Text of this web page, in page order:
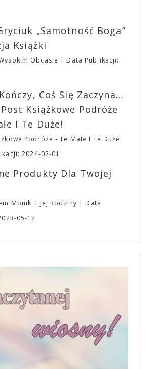
interesujących współczesnych
w swojej najbardziej zaskakującej
kultowych „Dziedzictwo. Hereditary” i
W biały dzień” zrealizował najbardziej
który pozwolił mu w pełni podzielić
swoimi lękami, wizją świata, a przede
w kinach od 21 kwietnia.
tych, którzy z imprezy wyjść nie
Obsługi. Na terenie hali nie zabraknie
Wystawców serwujących
przekąski a przed halą
FoodTrucków. Życzymy Wam
czasu oczekiwania na nadchodzącą
„Samotność Boga”
Książki
Obcasie
Data Publikacji:
Coś Się Zaczyna...
Książkowe Podróże
I Te Duże!
Podróże - Te Małe I Te Duże!
2024-02-01
Produkty Dla Twojej
Moniki I Jej Rodziny
Data
05-12